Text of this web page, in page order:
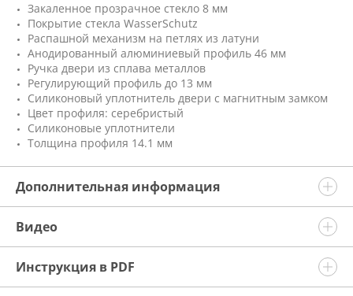
Закаленное прозрачное стекло 8 мм
Покрытие стекла WasserSchutz
Распашной механизм на петлях из латуни
Анодированный алюминиевый профиль 46 мм
Ручка двери из сплава металлов
Регулирующий профиль до 13 мм
Силиконовый уплотнитель двери с магнитным замком
Цвет профиля: серебристый
Силиконовые уплотнители
Толщина профиля 14.1 мм
Дополнительная информация
Видео
Инструкция в PDF